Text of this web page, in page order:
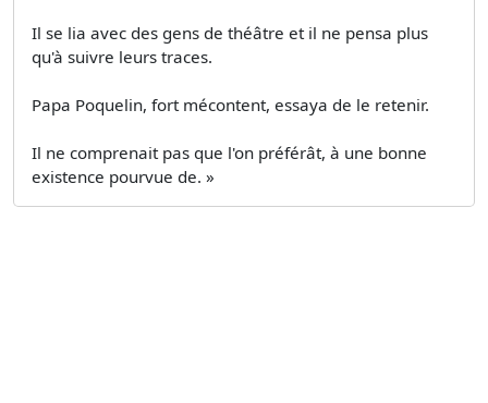
Il se lia avec des gens de théâtre et il ne pensa plus
qu'à suivre leurs traces.
Papa Poquelin, fort mécontent, essaya de le retenir.
Il ne comprenait pas que l'on préférât, à une bonne
existence pourvue de. »